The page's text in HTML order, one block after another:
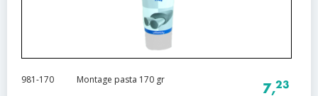
981-170 Montage pasta 170 gr
7,23